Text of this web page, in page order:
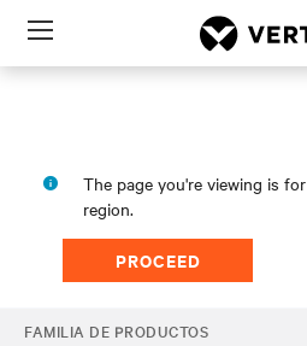
Menu
The page you're viewing is for
region.
PROCEED
FAMILIA DE PRODUCTOS